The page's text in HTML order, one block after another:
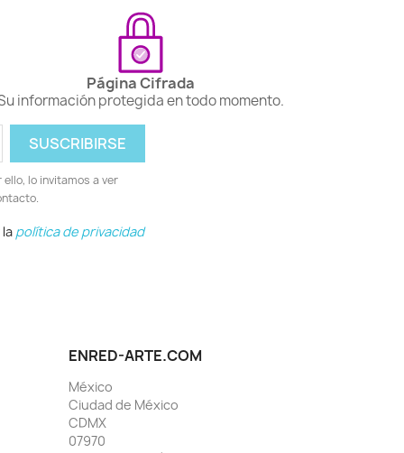
Página Cifrada
información protegida en todo momento.
lo invitamos a ver
política de privacidad
ENRED-ARTE.COM
México
Ciudad de México
CDMX
07970